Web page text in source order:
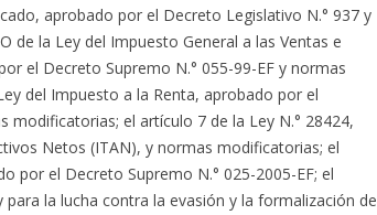
aprobado por el Decreto Legislativo N.° 937 y
de la Ley del Impuesto General a las Ventas e
el Decreto Supremo N.° 055-99-EF y normas
del Impuesto a la Renta, aprobado por el
modificatorias; el artículo 7 de la Ley N.° 28424,
Netos (ITAN), y normas modificatorias; el
por el Decreto Supremo N.° 025-2005-EF; el
la lucha contra la evasión y la formalización de